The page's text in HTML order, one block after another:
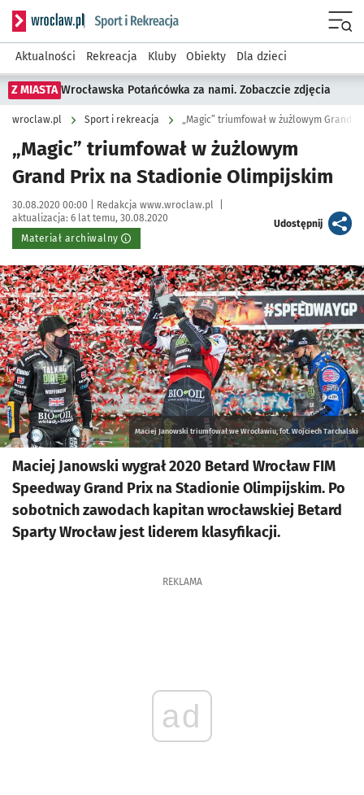
Serwis informacyjny wroclaw.pl podserwis: Sport i rekreacja
Aktualności Rekreacja Kluby Obiekty Dla dzieci
Z MIASTA Wrocławska Potańcówka za nami. Zobaczcie zdjęcia
wroclaw.pl Sport i rekreacja „Magic” triumfował w żużlowym Grand
„Magic” triumfował w żużlowym
Grand Prix na Stadionie Olimpijskim
Data publikacji:
30.08.2020 00:00 | Autor:
Redakcja www.wroclaw.pl
aktualizacja: 6 lat temu, 30.08.2020
Materiał archiwalny
Udostępnijartykuł
Kliknij, aby powiększyć
Maciej Janowski triumfował we Wrocławiu, fot. Wojciech Tarchalski
Maciej Janowski wygrał 2020 Betard Wrocław FIM
Speedway Grand Prix na Stadionie Olimpijskim. Po
sobotnich zawodach kapitan wrocławskiej Betard
Sparty Wrocław jest liderem klasyfikacji.
REKLAMA
ad